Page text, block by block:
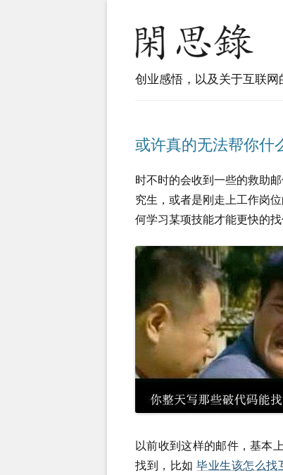
创业感悟，以及关于互联
或许真的无法帮你什
时不时的会收到一些的救助
究生，或者是刚走上工作岗
何学习某项技能才能更快的
以前收到这样的邮件，基本
找到，比如毕业生该怎么找